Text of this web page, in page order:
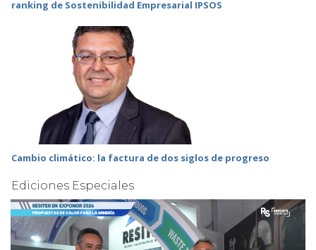
ranking de Sostenibilidad Empresarial IPSOS
Cambio climático: la factura de dos siglos de progreso
Ediciones Especiales